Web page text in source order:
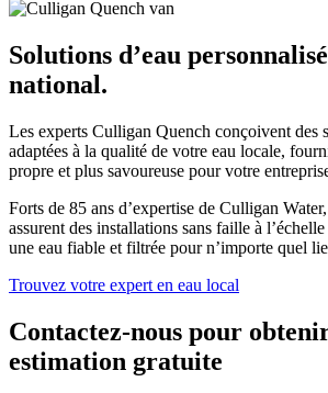
Solutions d’eau
national.
Les experts Culligan Quench conçoivent des
adaptées à la qualité de votre eau locale,
propre et plus savoureuse pour votre
Forts de 85 ans d’expertise de Culligan
assurent des installations sans faille à
une eau fiable et filtrée pour n’importe quel
Trouvez votre expert en eau local
Contactez-nous pour
estimation gratuite